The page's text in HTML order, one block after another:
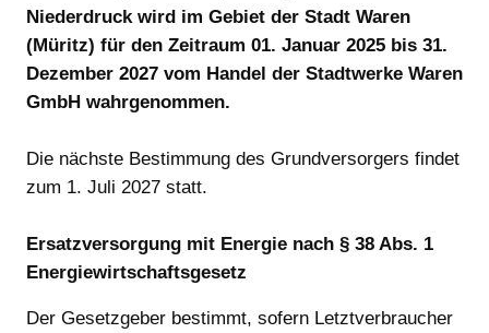
Niederdruck wird im Gebiet der Stadt Waren
(Müritz) für den Zeitraum 01. Januar 2025 bis 31.
Dezember 2027 vom Handel der Stadtwerke Waren
GmbH wahrgenommen.
Die nächste Bestimmung des Grundversorgers findet
zum 1. Juli 2027 statt.
Ersatzversorgung mit Energie nach § 38 Abs. 1
Energiewirtschaftsgesetz
Der Gesetzgeber bestimmt, sofern Letztverbraucher